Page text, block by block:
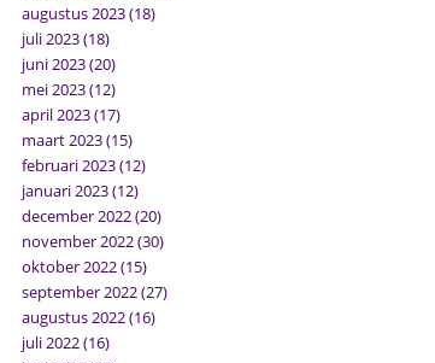
augustus 2023(18)
juli 2023(18)
juni 2023(20)
mei 2023(12)
april 2023(17)
maart 2023(15)
februari 2023(12)
januari 2023(12)
december 2022(20)
november 2022(30)
oktober 2022(15)
september 2022(27)
augustus 2022(16)
juli 2022(16)